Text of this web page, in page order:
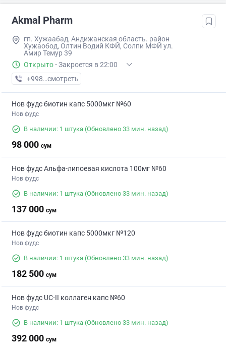
Akmal Pharm
гп. Хужаабад, Андижанская область. район
Хужаобод, Олтин Водий КФЙ, Солпи МФЙ ул.
Амир Темур 39
Открыто · Закроется в 22:00
+998 (90) XXX-XX-XX
смотреть
Нов фудс биотин капс 5000мкг №60
Нов фудс
В наличии: 1 штука (Обновлено 33 мин. назад)
98 000 сум
Нов фудс Альфа-липоевая кислота 100мг №60
Нов фудс
В наличии: 1 штука (Обновлено 33 мин. назад)
137 000 сум
Нов фудс биотин капс 5000мкг №120
Нов фудс
В наличии: 1 штука (Обновлено 33 мин. назад)
182 500 сум
Нов фудс UC-II коллаген капс №60
Нов фудс
В наличии: 1 штука (Обновлено 33 мин. назад)
392 000 сум